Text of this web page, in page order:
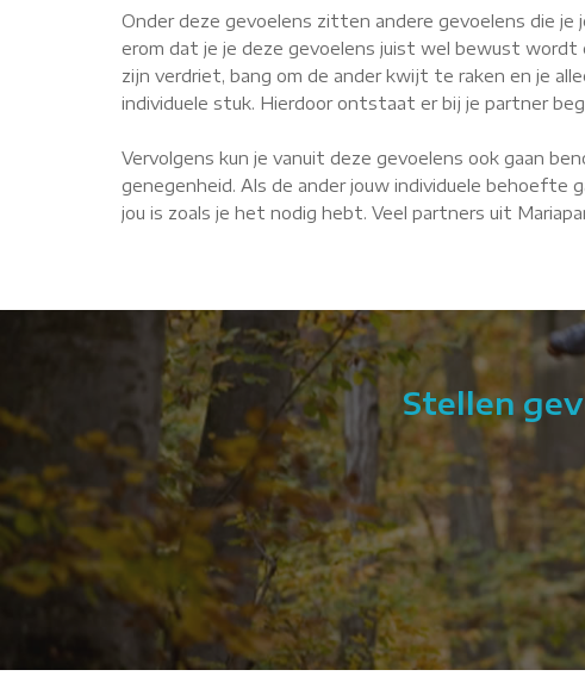
Onder deze gevoelens zitten andere gevoelens die
erom dat je je deze gevoelens juist wel bewust
zijn verdriet, bang om de ander kwijt te raken en je
individuele stuk. Hierdoor ontstaat er bij je partner
Vervolgens kun je vanuit deze gevoelens ook gaan
genegenheid. Als de ander jouw individuele behoefte
jou is zoals je het nodig hebt. Veel partners uit
Stellen